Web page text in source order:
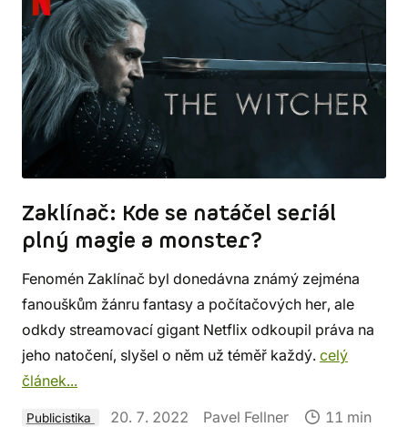
Zaklínač: Kde se natáčel seriál
plný magie a monster?
Fenomén Zaklínač byl donedávna známý zejména
fanouškům žánru fantasy a počítačových her, ale
odkdy streamovací gigant Netflix odkoupil práva na
jeho natočení, slyšel o něm už téměř každý. celý
článek...
Publicistika 20. 7. 2022 Pavel Fellner 11 min